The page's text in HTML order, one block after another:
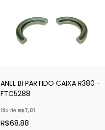
ANEL BI PARTIDO CAIXA R380 -
FTC5288
12x de R$7,01
R$68,88